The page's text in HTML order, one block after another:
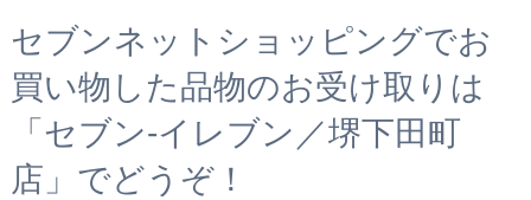
セブンネットショッピングでお
買い物した品物のお受け取りは
「セブン‐イレブン／堺下田町
店」でどうぞ！